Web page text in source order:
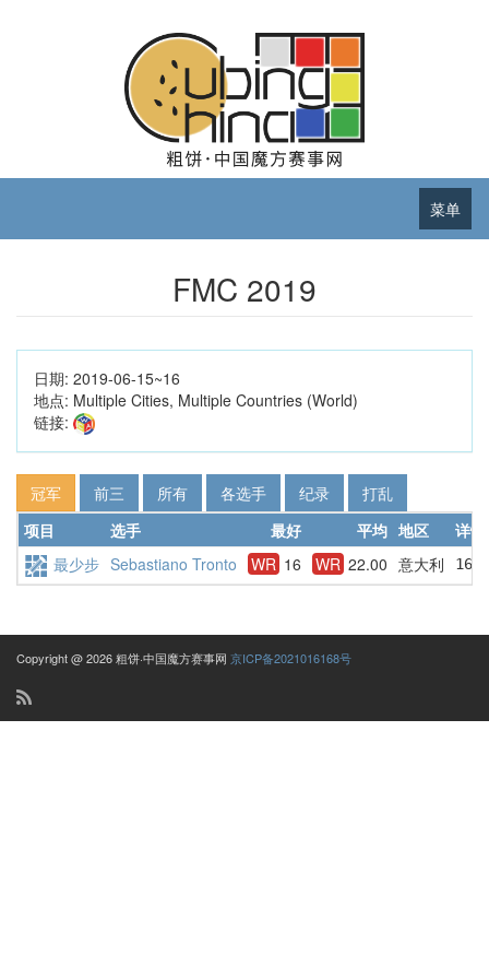
菜单
FMC 2019
日期: 2019-06-15~16
地点: Multiple Cities, Multiple Countries (World)
链接:
冠军 前三 所有 各选手 纪录
打乱
项目
选手 最好 平均 地区
详情
最少步 Sebastiano Tronto WR 16 WR 22.00 意大利 16
Copyright @ 2026 粗饼·中国魔方赛事网 京ICP备2021016168号